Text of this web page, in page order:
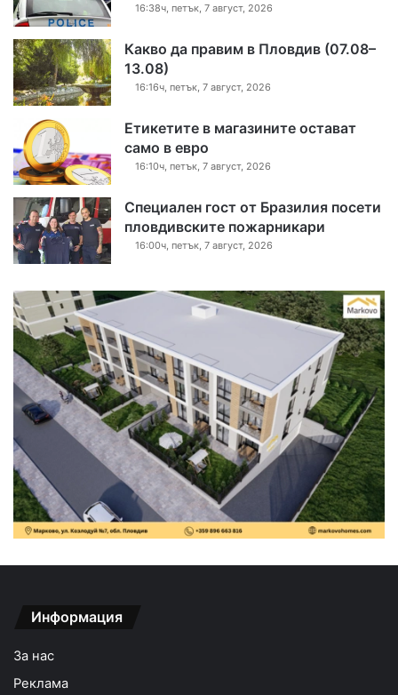
16:38ч, петък, 7 август, 2026
Какво да правим в Пловдив (07.08–
13.08)
16:16ч, петък, 7 август, 2026
Етикетите в магазините остават
само в евро
16:10ч, петък, 7 август, 2026
Специален гост от Бразилия посети
пловдивските пожарникари
16:00ч, петък, 7 август, 2026
Информация
За нас
Реклама